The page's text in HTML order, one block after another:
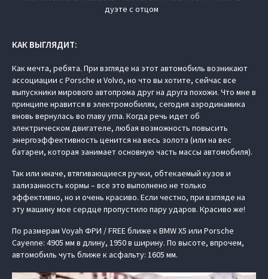
дуэте с отцом
КАК ВЫГЛЯДИТ:
Как мечта, ребята. При взгляде на этот автомобиль возникают
ассоциации с Porsche и Volvo, но что вы хотите, сейчас все
выпускники мирового автопрома друг на друга похожи. Что мне в
принципе нравится в электромобилях, сегодня аэродинамика
вновь вернулась во главу угла. Когда речь идет об
электрическом двигателе, любая возможность повысить
энергоэффективность ценится на весь золота (или на вес
батареи, которая занимает основную часть массы автомобиля).
Так или иначе, втягивающиеся ручки, обтекаемый кузов и
зализанность кормы – все это выполнено не только
эффективно, но и очень красиво. Если честно, при взгляде на
эту машину мое сердце пропустило пару ударов. Красиво же!
По размерам Voyah ФРИ / FREE ближе к BMW X5 или Porsche
Cayenne: 4905 мм в длину, 1950 в ширину. По высоте, впрочем,
автомобиль чуть ближе к асфальту: 1605 мм.